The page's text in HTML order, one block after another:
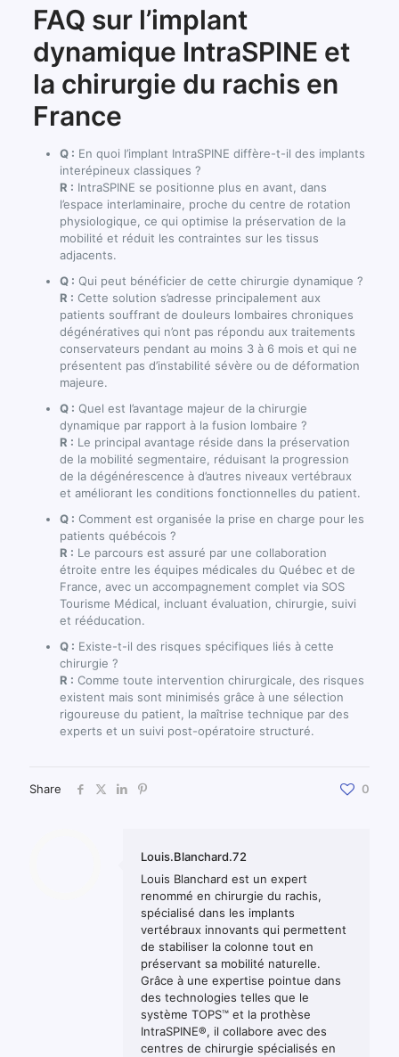
FAQ sur l’implant
dynamique IntraSPINE et
la chirurgie du rachis en
France
Q : En quoi l’implant IntraSPINE diffère-t-il des implants
interépineux classiques ?
R : IntraSPINE se positionne plus en avant, dans
l’espace interlaminaire, proche du centre de rotation
physiologique, ce qui optimise la préservation de la
mobilité et réduit les contraintes sur les tissus
adjacents.
Q : Qui peut bénéficier de cette chirurgie dynamique ?
R : Cette solution s’adresse principalement aux
patients souffrant de douleurs lombaires chroniques
dégénératives qui n’ont pas répondu aux traitements
conservateurs pendant au moins 3 à 6 mois et qui ne
présentent pas d’instabilité sévère ou de déformation
majeure.
Q : Quel est l’avantage majeur de la chirurgie
dynamique par rapport à la fusion lombaire ?
R : Le principal avantage réside dans la préservation
de la mobilité segmentaire, réduisant la progression
de la dégénérescence à d’autres niveaux vertébraux
et améliorant les conditions fonctionnelles du patient.
Q : Comment est organisée la prise en charge pour les
patients québécois ?
R : Le parcours est assuré par une collaboration
étroite entre les équipes médicales du Québec et de
France, avec un accompagnement complet via SOS
Tourisme Médical, incluant évaluation, chirurgie, suivi
et rééducation.
Q : Existe-t-il des risques spécifiques liés à cette
chirurgie ?
R : Comme toute intervention chirurgicale, des risques
existent mais sont minimisés grâce à une sélection
rigoureuse du patient, la maîtrise technique par des
experts et un suivi post-opératoire structuré.
Share 0
Louis.Blanchard.72
Louis Blanchard est un expert
renommé en chirurgie du rachis,
spécialisé dans les implants
vertébraux innovants qui permettent
de stabiliser la colonne tout en
préservant sa mobilité naturelle.
Grâce à une expertise pointue dans
des technologies telles que le
système TOPS™ et la prothèse
IntraSPINE®, il collabore avec des
centres de chirurgie spécialisés en